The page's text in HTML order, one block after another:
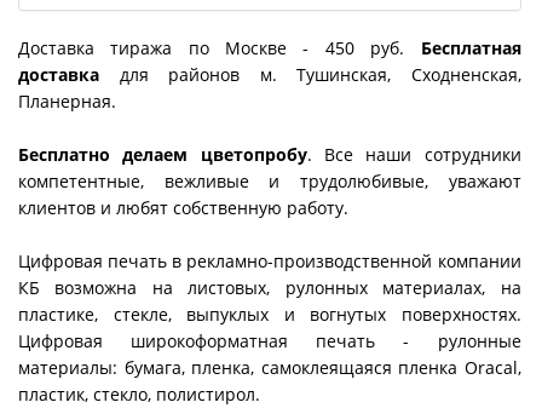
Доставка тиража по Москве - 450 руб. Бесплатная
доставка для районов м. Тушинская, Сходненская,
Планерная.
Бесплатно делаем цветопробу. Все наши сотрудники
компетентные, вежливые и трудолюбивые, уважают
клиентов и любят собственную работу.
Цифровая печать в рекламно-производственной компании
КБ возможна на листовых, рулонных материалах, на
пластике, стекле, выпуклых и вогнутых поверхностях.
Цифровая широкоформатная печать - рулонные
материалы: бумага, пленка, самоклеящаяся пленка Oracal,
пластик, стекло, полистирол.